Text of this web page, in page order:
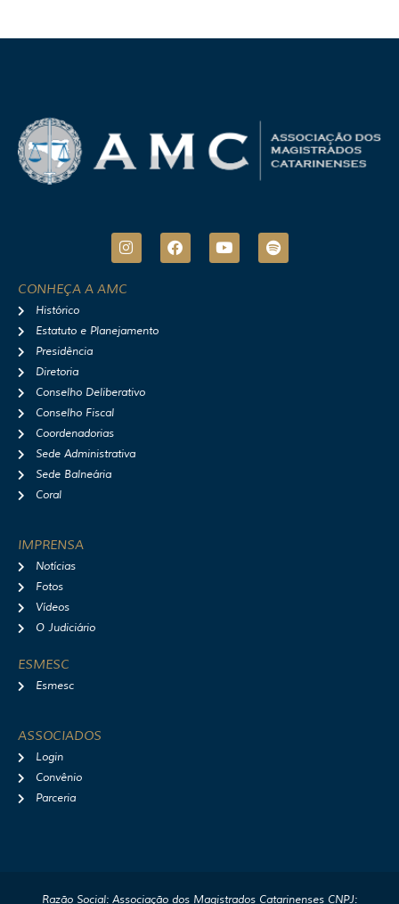
I
n
t
r
F
a
Y
o
S
p
CONHEÇA A AMC
Histórico
Estatuto e Planejamento
Presidência
Diretoria
Conselho Deliberativo
Conselho Fiscal
Coordenadorias
Sede Administrativa
Sede Balneária
Coral
IMPRENSA
Notícias
Fotos
Vídeos
O Judiciário
ESMESC
Esmesc
ASSOCIADOS
Login
Convênio
Parceria
Razão Social: Associação dos Magistrados Catarinenses CNPJ: